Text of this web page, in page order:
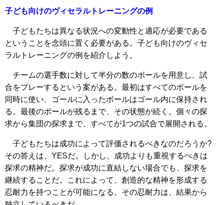
子ども向けのヴィセラルトレーニングの例
子どもたちは異なる状況への変動性と適応が必要である
ということを念頭に置く必要がある。子ども向けのヴィセ
ラルトレーニングの例を紹介しよう。
チームの選手数に対して半分の数のボールを用意し、試
合をプレーするという案がある。最初はすべてのボールを
同時に使い、ゴールに入ったボールはゴール内に保持され
る。最後のボールが残るまで、その状態が続く。個々の探
求から集団の探求まで、すべてが1つの試合で展開される。
子どもたちは成功によって評価されるべきなのだろうか?
その答えは、YESだ。しかし、成功よりも重視するべきは
探求の精神だ。探求が成功に直結しない場合でも、探求を
継続することだ。これによって、創造的な精神を形成する
忍耐力を持つことが可能になる。その忍耐力は、結果から